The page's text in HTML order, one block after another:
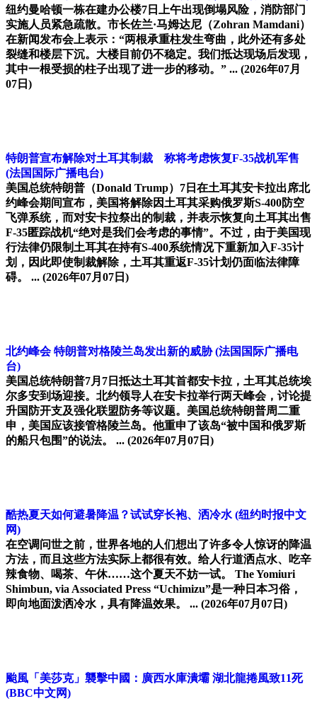
纽约曼哈顿一栋在建办公楼7日上午出现倒塌风险，消防部门
实施人员紧急疏散。市长佐兰·马姆达尼（Zohran Mamdani）
在新闻发布会上表示：“两根承重柱发生弯曲，此外还有多处
裂缝和楼层下沉。大楼目前仍不稳定。我们抵达现场后发现，
其中一根受损的柱子出现了进一步的移动。” ... (2026年07月
07日)
特朗普宣布解除对土耳其制裁 称将考虑恢复F-35战机军售
(法国国际广播电台)
美国总统特朗普（Donald Trump）7日在土耳其安卡拉出席北
约峰会期间宣布，美国将解除因土耳其采购俄罗斯S-400防空
飞弹系统，而对安卡拉祭出的制裁，并表示恢复向土耳其出售
F-35匿踪战机“绝对是我们会考虑的事情”。不过，由于美国现
行法律仍限制土耳其在持有S-400系统情况下重新加入F-35计
划，因此即使制裁解除，土耳其重返F-35计划仍面临法律障
碍。 ... (2026年07月07日)
北约峰会 特朗普对格陵兰岛发出新的威胁 (法国国际广播电
台)
美国总统特朗普7月7日抵达土耳其首都安卡拉，土耳其总统埃
尔多安到场迎接。北约领导人在安卡拉举行两天峰会，讨论提
升国防开支及强化联盟防务等议题。美国总统特朗普周二重
申，美国应该接管格陵兰岛。他重申了该岛“被中国和俄罗斯
的船只包围”的说法。 ... (2026年07月07日)
酷热夏天如何避暑降温？试试穿长袍、洒冷水 (纽约时报中文
网)
在空调问世之前，世界各地的人们想出了许多令人惊讶的降温
方法，而且这些方法实际上都很有效。给人行道洒点水、吃辛
辣食物、喝茶、午休……这个夏天不妨一试。 The Yomiuri
Shimbun, via Associated Press “Uchimizu”是一种日本习俗，
即向地面泼洒冷水，具有降温效果。 ... (2026年07月07日)
颱風「美莎克」襲擊中國：廣西水庫潰壩 湖北龍捲風致11死
(BBC中文网)